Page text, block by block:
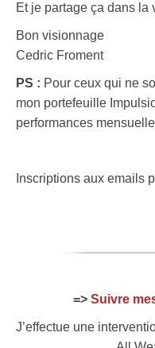
Et je partage ça dans la
Bon visionnage
Cedric Froment
PS : Pour ceux qui ne
mon portefeuille
performances
Inscriptions aux emails
=> Suivre
J’effectue une